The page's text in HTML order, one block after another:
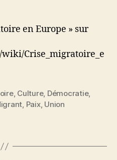
en Europe » sur
Crise_migratoire_e
, Culture, Démocratie,
, Paix, Union